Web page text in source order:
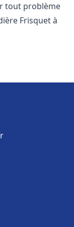
tout problème
Frisquet à